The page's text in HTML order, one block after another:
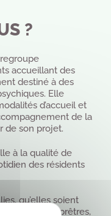
?
accueillant des
destiné à des
Elle
d’accueil et
de la
de son projet.
à la qualité de
des résidents
qu’elles soient
ou prêtres,